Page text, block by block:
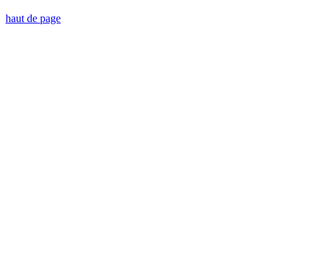
haut de page